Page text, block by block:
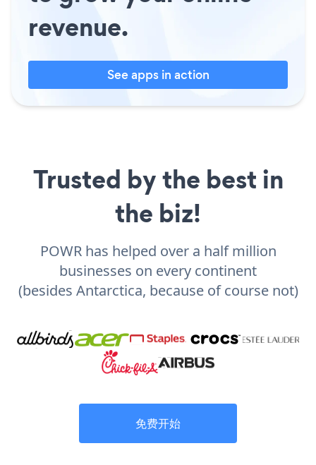
revenue.
See apps in action
Trusted by the best in
the biz!
POWR has helped over a half million
businesses on every continent
(besides Antarctica, because of course not)
免费开始